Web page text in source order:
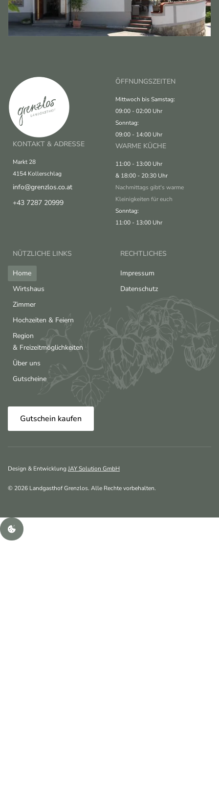
KONTAKT & ADRESSE
Markt 28
4154 Kollerschlag
info@grenzlos.co.at
+43 7287 20999
ÖFFNUNGSZEITEN
Mittwoch bis Samstag:
09:00 - 02:00 Uhr
Sonntag:
09:00 - 14:00 Uhr
WARME KÜCHE
11:00 - 13:00 Uhr
& 18:00 - 20:30 Uhr
Nachmittags gibt's warme
Kleinigkeiten für euch
Sonntag:
11:00 - 13:00 Uhr
NÜTZLICHE LINKS
Home
Wirtshaus
Zimmer
Hochzeiten & Feiern
Region
& Freizeitmöglichkeiten
Über uns
Gutscheine
RECHTLICHES
Impressum
Datenschutz
Gutschein kaufen
© 2026 Landgasthof Grenzlos. Alle Rechte vorbehalten.
Design & Entwicklung JAY Solution GmbH